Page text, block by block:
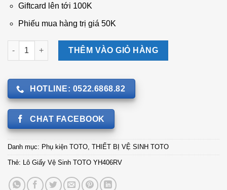
Giftcard lên tới 100K
Phiếu mua hàng trị giá 50K
Lô Giấy Vệ Sinh TOTO YH406RV số lượng
THÊM VÀO GIỎ HÀNG
HOTLINE: 0522.6868.82
CHAT FACEBOOK
Danh mục: Phụ kiện TOTO, THIẾT BỊ VỆ SINH TOTO
Thẻ: Lô Giấy Vệ Sinh TOTO YH406RV